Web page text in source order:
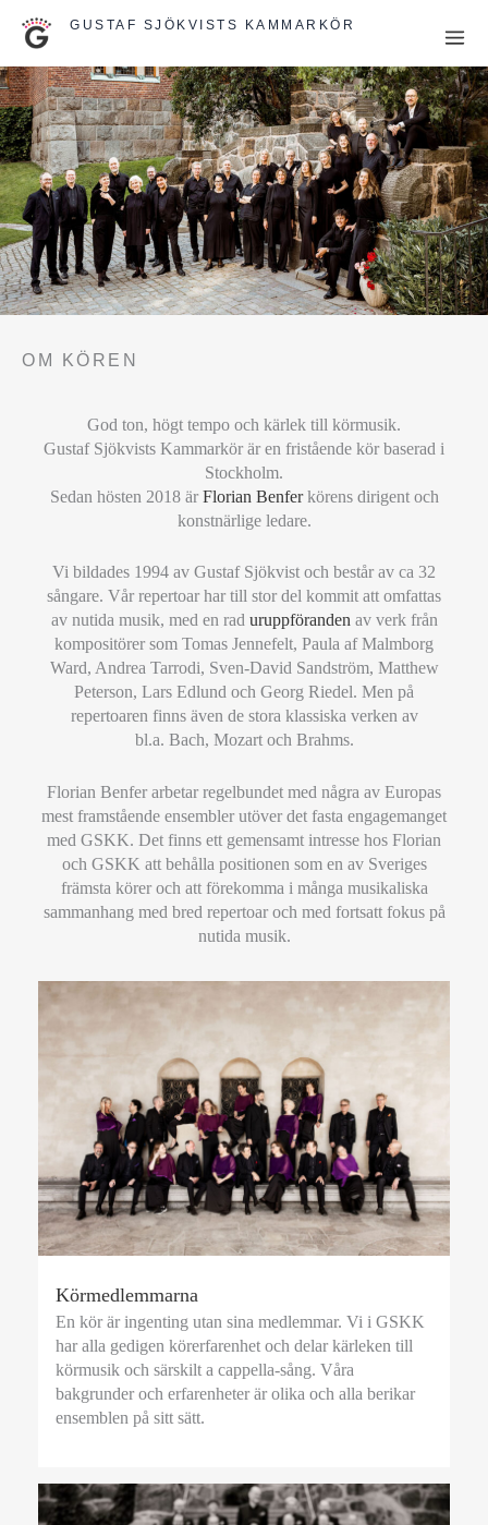
GUSTAF SJÖKVISTS KAMMARKÖR
OM KÖREN
God ton, högt tempo och kärlek till körmusik.
Gustaf Sjökvists Kammarkör är en fristående kör baserad i
Stockholm.
Sedan hösten 2018 är Florian Benferkörens dirigent och
konstnärlige ledare.
Vi bildades 1994 av Gustaf Sjökvist och består av ca 32
sångare. Vår repertoar har till stor del kommit att omfattas
av nutida musik, med en rad uruppförandenav verk från
kompositörer som Tomas Jennefelt, Paula af Malmborg
Ward, Andrea Tarrodi, Sven-David Sandström, Matthew
Peterson, Lars Edlund och Georg Riedel. Men på
repertoaren finns även de stora klassiska verken av
bl.a. Bach, Mozart och Brahms.
Florian Benfer arbetar regelbundet med några av Europas
mest framstående ensembler utöver det fasta engagemanget
med GSKK. Det finns ett gemensamt intresse hos Florian
och GSKK att behålla positionen som en av Sveriges
främsta körer och att förekomma i många musikaliska
sammanhang med bred repertoar och med fortsatt fokus på
nutida musik.
Körmedlemmarna
En kör är ingenting utan sina medlemmar. Vi i GSKK
har alla gedigen körerfarenhet och delar kärleken till
körmusik och särskilt a cappella-sång. Våra
bakgrunder och erfarenheter är olika och alla berikar
ensemblen på sitt sätt.